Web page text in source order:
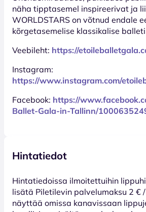
näha tipptasemel inspireerivat ja
WORLDSTARS on võtnud endale
kõrgetasemelise klassikalise
Veebileht: https://
Instagram:
https://www.instagram.com/
Facebook: https://
Ballet-Gala-in-Tallinn/
Hintatiedot
Hinta­tiedoissa ilmoitettuihin
lisätä Piletilevin palvelumaksu 2 €
näyttää omissa kanavissaan